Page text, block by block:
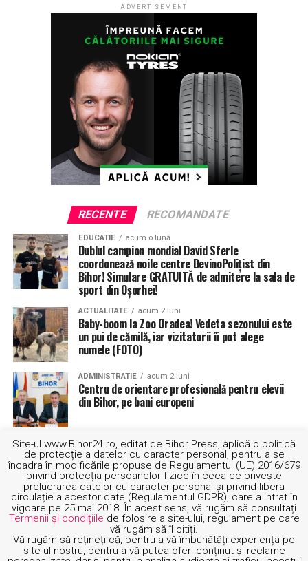
ADVERTISEMENT
RECENTE RECOMANDATE
EDUCATIE acum o lună
Dublul campion mondial David Sferle
coordonează noile centre DevinoPolițist din
Bihor! Simulare GRATUITĂ de admitere la sala de
sport din Oșorhei!
ACTUALITATE acum 2 luni
Baby-boom la Zoo Oradea! Vedeta sezonului este
un pui de cămilă, iar vizitatorii îi pot alege
numele (FOTO)
ADMINISTRATIE acum 2 luni
Centru de orientare profesională pentru elevii
din Bihor, pe bani europeni
Site-ul www.Bihor24.ro, editat de Bihor Press, aplică o politică
de protecție a datelor cu caracter personal, pentru a se
încadra în modificările propuse de Regulamentul (UE) 2016/679
privind protecția persoanelor fizice în ceea ce privește
prelucrarea datelor cu caracter personal și privind libera
circulație a acestor date (Regulamentul GDPR), care a intrat în
vigoare pe 25 mai 2018. În acest sens, vă rugăm să consultați
Termenii și condițiile de folosire a site-ului, regulament pe care
vă rugăm să îl citiți.
Vă rugăm să rețineți că, pentru a vă îmbunătăți experiența pe
site-ul nostru, pentru a vă putea oferi conținut și reclame